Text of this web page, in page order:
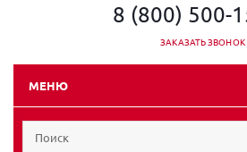
8 (800) 500-
ЗАКАЗАТЬ ЗВОНОК
МЕНЮ